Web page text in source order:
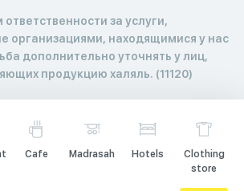
за услуги,
организациями, находящимися у нас
дополнительно уточнять у лиц,
продукцию халяль. (11120)
Cafe Madrasah Hotels
Clothing
store